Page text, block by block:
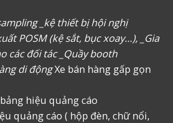
_kệ thiết bị hội nghị
POSM (kệ sắt, bục xoay…), _Gia
các đối tác _Quầy booth
di độngXe bán hàng gấp gọn
bảng hiệu quảng cáo
quảng cáo ( hộp đèn, chữ nổi,